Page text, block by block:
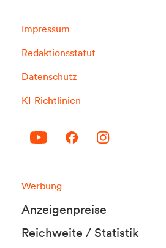
Impressum
Redaktionsstatut
Datenschutz
KI-Richtlinien
Werbung
Anzeigenpreise
Reichweite / Statistik